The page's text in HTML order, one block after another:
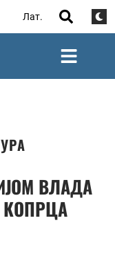
Лат.
ВЛАДА
КОПРЦА